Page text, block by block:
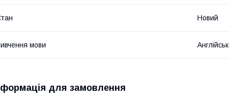
Новий
мови
для замовлення